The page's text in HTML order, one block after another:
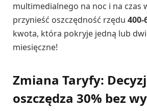
multimedialnego na noc i na czas
przynieść oszczędność rzędu 400-
kwota, która pokryje jedną lub
miesięczne!
Zmiana Taryfy:
oszczędza 30% bez